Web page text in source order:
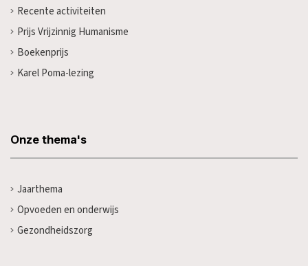
Recente activiteiten
Prijs Vrijzinnig Humanisme
Boekenprijs
Karel Poma-lezing
Onze thema's
Jaarthema
Opvoeden en onderwijs
Gezondheidszorg